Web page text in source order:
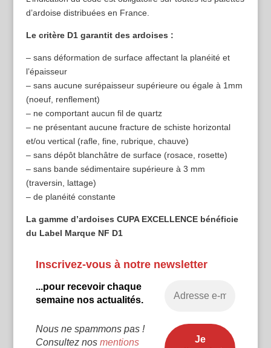
d’ardoise distribuées en France.
Le critère D1 garantit des ardoises :
– sans déformation de surface affectant la planéité et
l’épaisseur
– sans aucune surépaisseur supérieure ou égale à 1mm
(noeuf, renflement)
– ne comportant aucun fil de quartz
– ne présentant aucune fracture de schiste horizontal
et/ou vertical (rafle, fine, rubrique, chauve)
– sans dépôt blanchâtre de surface (rosace, rosette)
– sans bande sédimentaire supérieure à 3 mm
(traversin, lattage)
– de planéité constante
La gamme d’ardoises CUPA EXCELLENCE bénéficie
du Label Marque NF D1
Inscrivez-vous à notre newsletter
...pour recevoir chaque
semaine nos actualités.
Nous ne spammons pas !
Consultez nos mentions